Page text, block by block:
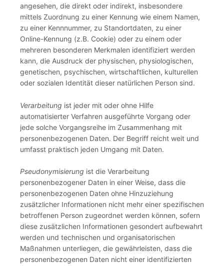
angesehen, die direkt oder indirekt, insbesondere
mittels Zuordnung zu einer Kennung wie einem Namen,
zu einer Kennnummer, zu Standortdaten, zu einer
Online-Kennung (z.B. Cookie) oder zu einem oder
mehreren besonderen Merkmalen identifiziert werden
kann, die Ausdruck der physischen, physiologischen,
genetischen, psychischen, wirtschaftlichen, kulturellen
oder sozialen Identität dieser natürlichen Person sind.
Verarbeitung ist jeder mit oder ohne Hilfe
automatisierter Verfahren ausgeführte Vorgang oder
jede solche Vorgangsreihe im Zusammenhang mit
personenbezogenen Daten. Der Begriff reicht weit und
umfasst praktisch jeden Umgang mit Daten.
Pseudonymisierung ist die Verarbeitung
personenbezogener Daten in einer Weise, dass die
personenbezogenen Daten ohne Hinzuziehung
zusätzlicher Informationen nicht mehr einer spezifischen
betroffenen Person zugeordnet werden können, sofern
diese zusätzlichen Informationen gesondert aufbewahrt
werden und technischen und organisatorischen
Maßnahmen unterliegen, die gewährleisten, dass die
personenbezogenen Daten nicht einer identifizierten